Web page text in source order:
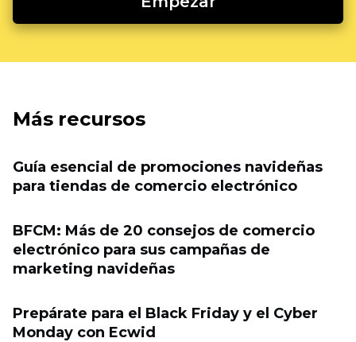
Más recursos
Guía esencial de promociones navideñas
para tiendas de comercio electrónico
BFCM: Más de 20 consejos de comercio
electrónico para sus campañas de
marketing navideñas
Prepárate para el Black Friday y el Cyber ​​
Monday con Ecwid